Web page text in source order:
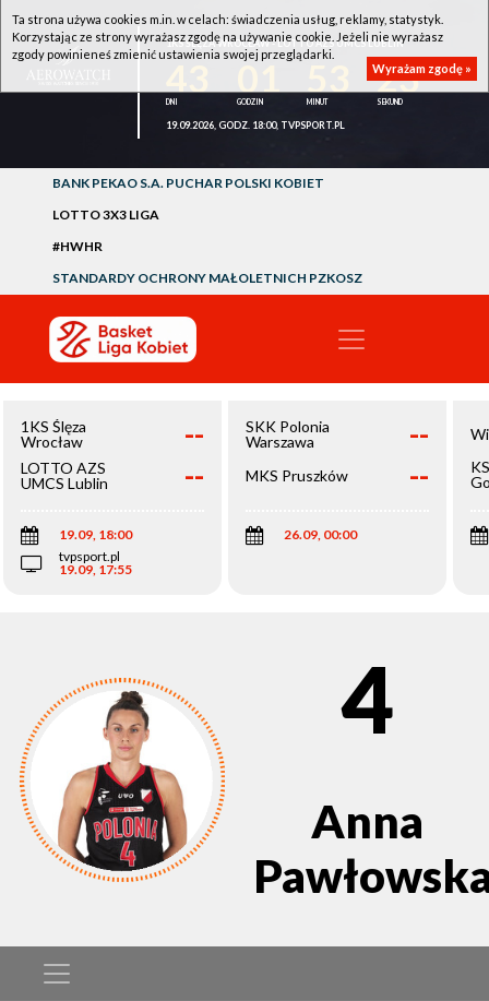
1KS ŚLĘZA WROCŁAW - LOTTO AZS UMCS LUBLIN
23
19.09.2026, GODZ. 18:00, TVPSPORT.PL
BANK PEKAO S.A. PUCHAR POLSKI KOBIET
LOTTO 3X3 LIGA
#HWHR
STANDARDY OCHRONY MAŁOLETNICH PZKOSZ
1KS Ślęza
Wrocław
--
LOTTO AZS
UMCS Lublin
--
19.09, 18:00
tvpsport.pl
19.09, 17:55
SKK Polonia
Warszawa
--
MKS Pruszków --
26.09, 00:00
4
Anna
Ta strona używa cookies m.in. w celach: świadczenia usług, reklamy, statystyk.
Korzystając ze strony wyrażasz zgodę na używanie cookie. Jeżeli nie wyrażasz
zgody powinieneś zmienić ustawienia swojej przeglądarki.
Wyrażam zgodę »